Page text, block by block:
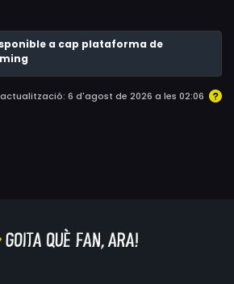
es complica quan la jove cantant
malsons vívids en què es
assedegada de sang.
a cap plataforma de
6 d'agost de 2026 a les 02:06